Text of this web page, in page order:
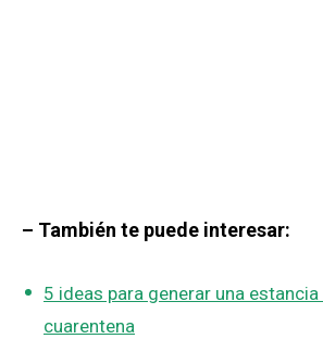
– También te puede interesar:
5 ideas para generar una
cuarentena